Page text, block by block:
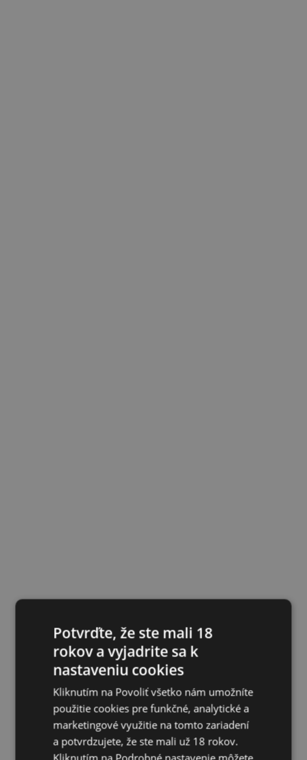
Potvrďte, že ste mali 18
rokov a vyjadrite sa k
nastaveniu cookies
Kliknutím na Povoliť všetko nám umožníte
použitie cookies pre funkčné, analytické a
marketingové využitie na tomto zariadení
a potvrdzujete, že ste mali už 18 rokov.